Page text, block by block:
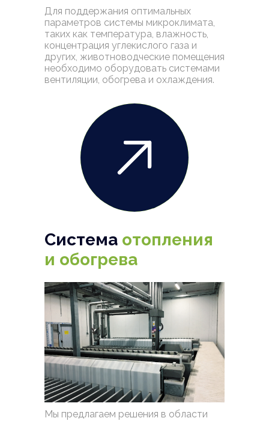
Мы предлагаем решения в области
Для поддержания оптимальных
параметров системы микроклимата,
таких как температура, влажность,
концентрация углекислого газа и
других, животноводческие помещения
необходимо оборудовать системами
вентиляции, обогрева и охлаждения.
Система отопления
и обогрева